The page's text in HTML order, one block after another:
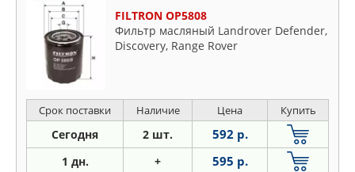
FILTRON OP5808
Фильтр масляный Landrover Defender,
Discovery, Range Rover
Срок поставки Наличие Цена Купить
Сегодня 2 шт. 592 р.
1 дн. + 595 р.